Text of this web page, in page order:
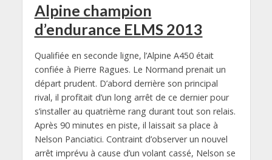
Alpine champion
d’endurance ELMS 2013
Qualifiée en seconde ligne, l’Alpine A450 était
confiée à Pierre Ragues. Le Normand prenait un
départ prudent. D’abord derrière son principal
rival, il profitait d’un long arrêt de ce dernier pour
s’installer au quatrième rang durant tout son relais.
Après 90 minutes en piste, il laissait sa place à
Nelson Panciatici. Contraint d’observer un nouvel
arrêt imprévu à cause d’un volant cassé, Nelson se